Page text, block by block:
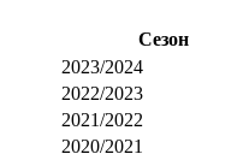
Сезон
2023/2024
2022/2023
2021/2022
2020/2021